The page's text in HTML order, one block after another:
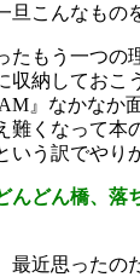
旦こんなもの
もう一つの
収納しておこ
』なかなか
難くなって本
いう訳でやり
んどん橋、落
近思ったの